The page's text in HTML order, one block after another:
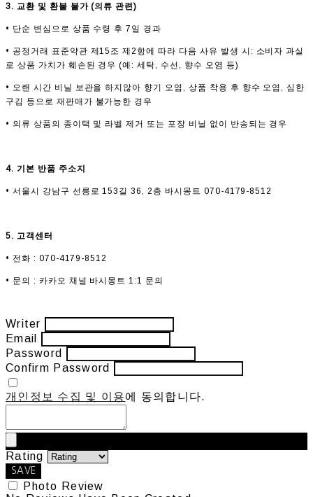
3. 교환 및 환불 불가 (의류 관련)
• 단순 변심으로 상품 수령 후 7일 경과
• 공정거래 표준약관 제15조 제2항에 따라 다음 사유 발생 시: 소비자 과실
로 상품 가치가 훼손된 경우 (예: 세탁, 수선, 향수 오염 등)
• 오랜 시간 비닐 보관을 하지않아 향기 오염, 상품 착용 후 향수 오염, 심한
구김 등으로 재판매가 불가능한 경우
• 의류 상품의 종이택 및 라벨 제거 또는 포장 비닐 없이 반송되는 경우
4. 기본 반품 주소지
• 서울시 강남구 선릉로 153길 36, 2층 바시몽트 070-4179-8512
5. 고객센터
• 전화 : 070-4179-8512
• 문의 : 카카오 채널 바시몽트 1:1 문의
Writer
Email
Password
Confirm Password
개인정보 수집 및 이용에 동의합니다.
Rating
SAVE
Photo Review